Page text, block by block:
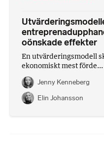
oönskade effekter
En utvärderingsmodell
ekonomiskt mest förde...
Jenny Kenneberg
Elin Johansson